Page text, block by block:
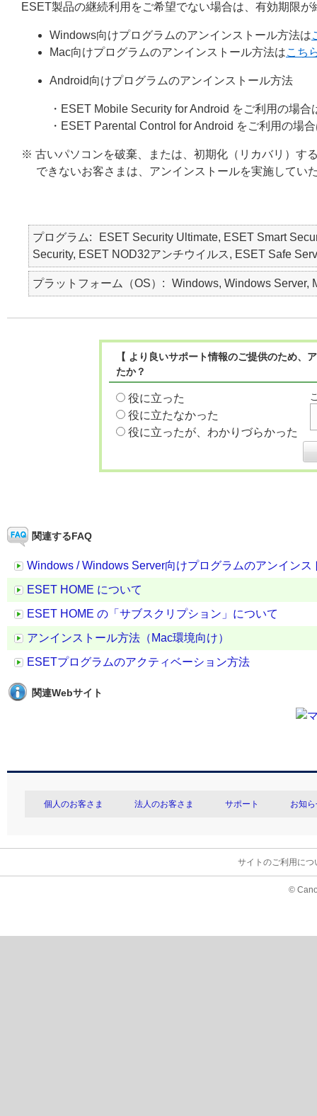
ESET製品の継続利用をご希望でない場合は、有効期限
Windows向けプログラムのアンインストール方法は
Mac向けプログラムのアンインストール方法はこち
Android向けプログラムのアンインストール方法
・ESET Mobile Security for Android をご利用の場合
・ESET Parental Control for Android をご利用の場
※ 古いパソコンを破棄、または、初期化（リカバリ）す
できないお客さまは、アンインストールを実施してい
プログラム
ESET Security Ultimate, ESET Smart
Security, ESET NOD32アンチウイルス, ESET Safe
プラットフォーム（OS） Windows, Windows Server,
【 より良いサポート情報のご提供のため
たか？
役に立った
役に立たなかった
役に立ったが、わかりづらかった
関連するFAQ
Windows / Windows Server向けプログラムのアンインス
ESET HOME について
ESET HOME の「サブスクリプション」について
アンインストール方法（Mac環境向け）
ESETプログラムのアクティベーション方法
関連Webサイト
個人のお客さま 法人のお客さま サポート お知
サイトのご利用につ
©